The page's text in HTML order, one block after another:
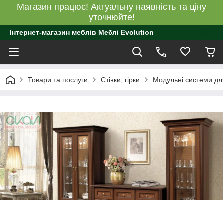
Магазин працює! Актуальну наявність та ціну
уточнюйте!
Інтернет-магазин меблів Меблі Evolution
Товари та послуги Стінки, гірки Модульні системи